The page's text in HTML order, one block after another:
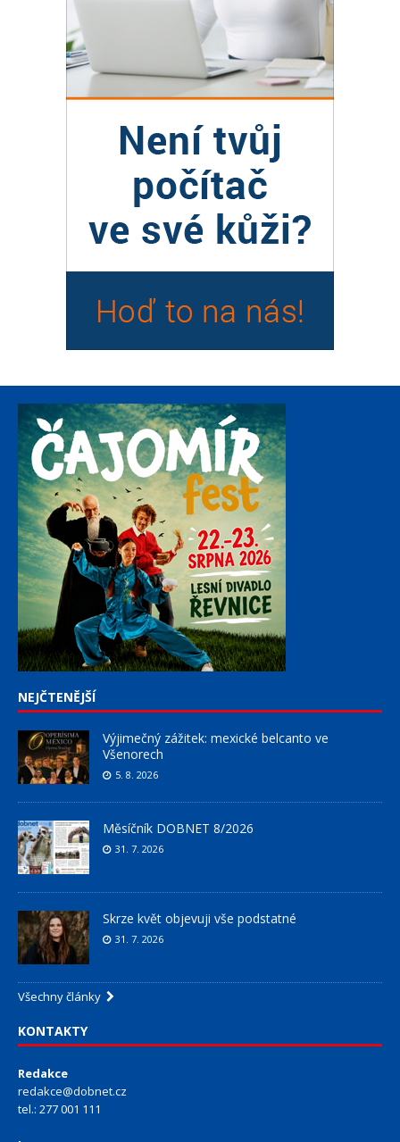
NEJČTENĚJŠÍ
Výjimečný zážitek: mexické belcanto ve
Všenorech
5. 8. 2026
Měsíčník DOBNET 8/2026
31. 7. 2026
Skrze květ objevuji vše podstatné
31. 7. 2026
Všechny články
KONTAKTY
Redakce
redakce@dobnet.cz
tel.: 277 001 111